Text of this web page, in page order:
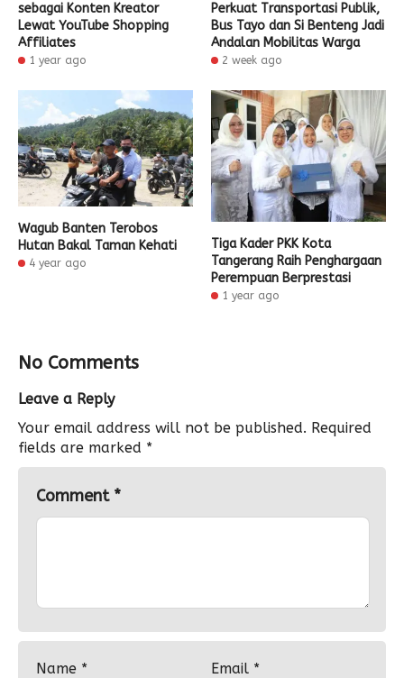
sebagai Konten Kreator
Lewat YouTube Shopping
Affiliates
1 year ago
Perkuat Transportasi Publik,
Bus Tayo dan Si Benteng Jadi
Andalan Mobilitas Warga
2 week ago
Wagub Banten Terobos
Hutan Bakal Taman Kehati
4 year ago
Tiga Kader PKK Kota
Tangerang Raih Penghargaan
Perempuan Berprestasi
1 year ago
No Comments
Leave a Reply
Your email address will not be published. Required
fields are marked *
Comment *
Name * Email *